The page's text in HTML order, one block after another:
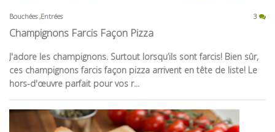
Bouchées Entrées 3
Champignons Farcis Façon Pizza
J'adore les champignons. Surtout lorsqu’ils sont farcis! Bien sûr,
ces champignons farcis façon pizza arrivent en tête de liste! Le
hors-d'œuvre parfait pour vos r...